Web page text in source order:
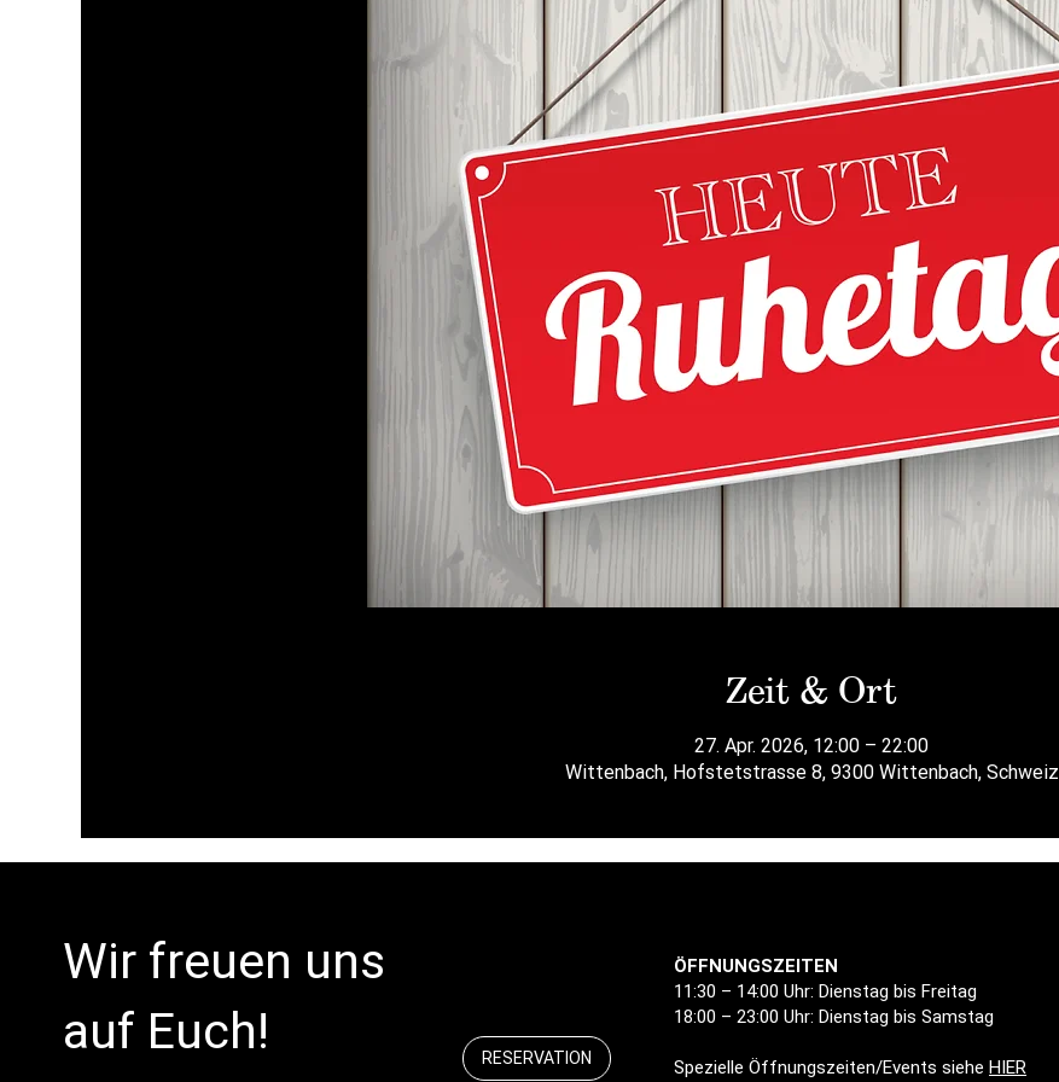
Zeit & Ort
27. Apr. 2026, 12:00 – 22:00
Wittenbach, Hofstetstrasse 8, 9300 Wittenbach, Schweiz
Wir freuen uns
auf Euch!
RESERVATION
ÖFFNUNGSZEITEN
11:30 – 14:00 Uhr: Dienstag bis Freitag
18:00 – 23:00 Uhr: Dienstag bis Samstag
Spezielle Öffnungszeiten/Events sieheHIER